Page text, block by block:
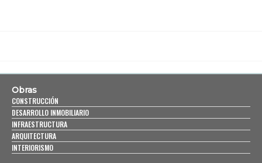
Obras
CONSTRUCCIÓN
DESARROLLO INMOBILIARIO
INFRAESTRUCTURA
ARQUITECTURA
INTERIORISMO